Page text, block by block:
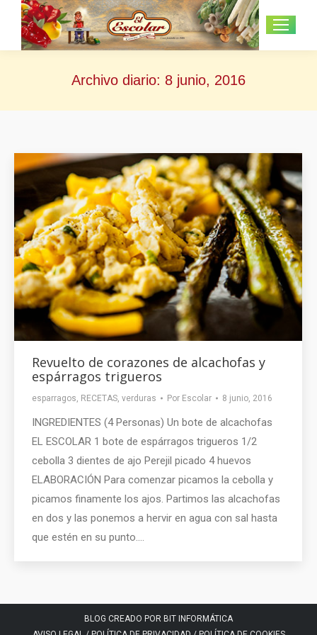
Archivo diario: 8 junio, 2016
Revuelto de corazones de alcachofas y
espárragos trigueros
esparragos, RECETAS, verduras Por Escolar 8 junio, 2016
INGREDIENTES (4 Personas) Un bote de alcachofas
EL ESCOLAR 1 bote de espárragos trigueros 1/2
cebolla 3 dientes de ajo Perejil picado 4 huevos
ELABORACIÓN Para comenzar picamos la cebolla y
picamos finamente los ajos. Partimos las alcachofas
en dos y las ponemos a hervir en agua con sal hasta
que estén en su punto.…
BLOG CREADO POR BIT INFORMÁTICA